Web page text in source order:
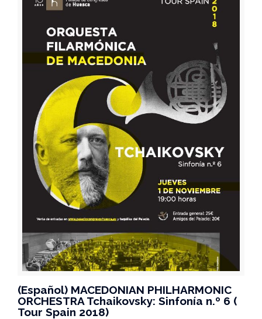
(Español) MACEDONIAN PHILHARMONIC
ORCHESTRA Tchaikovsky: Sinfonía n.º 6 (
Tour Spain 2018)